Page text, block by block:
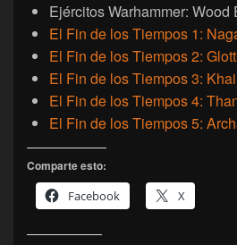
Ejércitos Warhammer: Wood
El Fin de los Tiempos 1:
El Fin de los Tiempos 2:
El Fin de los Tiempos 3:
El Fin de los Tiempos 4:
El Fin de los Tiempos 5:
Comparte esto:
Facebook
X